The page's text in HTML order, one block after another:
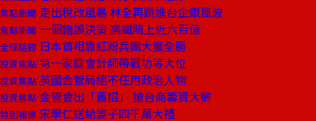
焦點新聞 走出稅改風暴 林全再跳進台企銀風波
焦點新聞 一個錯誤決策 高鐵賠上近六百億
全球話題 日本首相靠紅粉兵團大獲全勝
投資焦點 第一家庭會計師帶戰功等大位
投資焦點 英國金管局絕不任用政治人物
投資焦點 金管會出「舊招」 搶台商籌資大餅
特別報導 宋學仁送給妻子四千萬大禮